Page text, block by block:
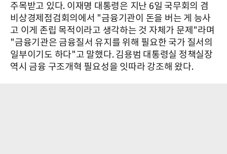
주목받고 있다. 이재명 대통령은 지난 6일 국무회의 겸
비상경제점검회의에서 "금융기관이 돈을 버는 게 능사
고 이게 존립 목적이라고 생각하는 것 자체가 문제"라며
"금융기관은 금융질서 유지를 위해 필요한 국가 질서의
일부이기도 하다"고 말했다. 김용범 대통령실 정책실장
역시 금융 구조개혁 필요성을 잇따라 강조해 왔다.